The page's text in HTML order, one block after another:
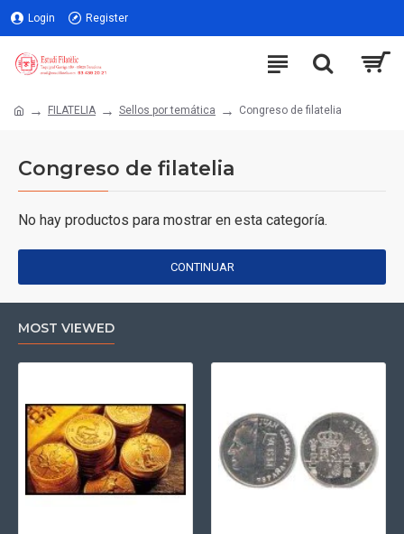
Login Register
FILATELIA Sellos por temática Congreso de filatelia
Congreso de filatelia
No hay productos para mostrar en esta categoría.
CONTINUAR
MOST VIEWED